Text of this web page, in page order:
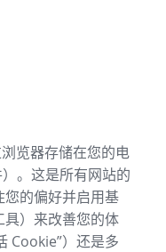
览器存储在您的电
。这是所有网站的
的偏好并启用基
）来改善您的体
Cookie”）还是多